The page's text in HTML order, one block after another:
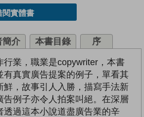
閱實體書
簡介 本書目錄 序
行業，職業是copywriter，本書
有真實廣告提案的例子，單看其
鮮，故事引人入勝，描寫手法新
告例子亦令人拍案叫絕。在深層
透過這本小說道盡廣告業的辛